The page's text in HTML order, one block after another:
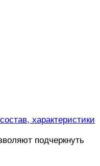
характеристики
подчеркнуть